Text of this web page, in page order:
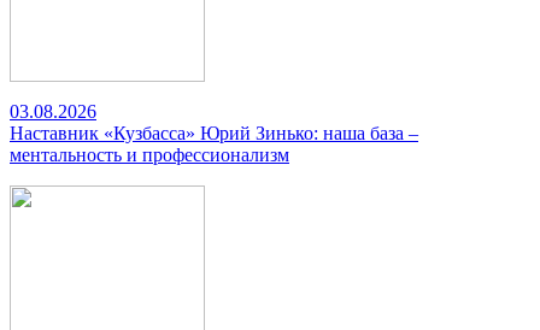
03.08.2026
Наставник «Кузбасса» Юрий Зинько: наша база –
ментальность и профессионализм